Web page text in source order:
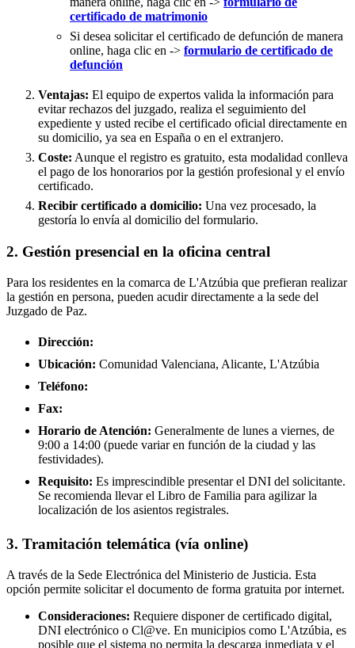
certificado de matrimonio
Si desea solicitar el certificado de defunción de manera
online, haga clic en -> formulario de certificado de
defunción
Ventajas: El equipo de expertos valida la información para
evitar rechazos del juzgado, realiza el seguimiento del
expediente y usted recibe el certificado oficial directamente en
su domicilio, ya sea en España o en el extranjero.
Coste: Aunque el registro es gratuito, esta modalidad conlleva
el pago de los honorarios por la gestión profesional y el envío
certificado.
Recibir certificado a domicilio: Una vez procesado, la
gestoría lo envía al domicilio del formulario.
2. Gestión presencial en la oficina central
Para los residentes en la comarca de L'Atzúbia que prefieran realizar
la gestión en persona, pueden acudir directamente a la sede del
Juzgado de Paz.
Dirección:
Ubicación: Comunidad Valenciana, Alicante, L'Atzúbia
Teléfono:
Fax:
Horario de Atención: Generalmente de lunes a viernes, de
9:00 a 14:00 (puede variar en función de la ciudad y las
festividades).
Requisito: Es imprescindible presentar el DNI del solicitante.
Se recomienda llevar el Libro de Familia para agilizar la
localización de los asientos registrales.
3. Tramitación telemática (vía online)
A través de la Sede Electrónica del Ministerio de Justicia. Esta
opción permite solicitar el documento de forma gratuita por internet.
Consideraciones: Requiere disponer de certificado digital,
DNI electrónico o Cl@ve. En municipios como L'Atzúbia, es
posible que el sistema no permita la descarga inmediata y el